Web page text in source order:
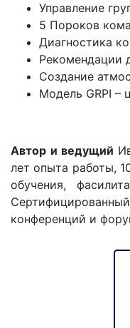
Управление
5 Пороков
Диагностика
Рекомендации
Создание
Модель GRPI –
Автор и ведущий
лет опыта работы,
обучения,
конференций и